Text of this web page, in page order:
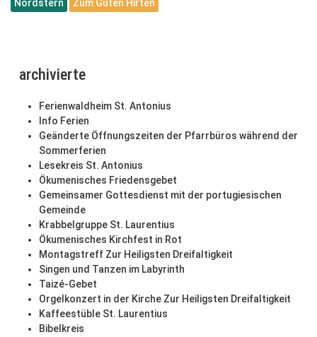
Nordstern Zum Guten Hirten
archivierte
Ferienwaldheim St. Antonius
Info Ferien
Geänderte Öffnungszeiten der Pfarrbüros während der
Sommerferien
Lesekreis St. Antonius
Ökumenisches Friedensgebet
Gemeinsamer Gottesdienst mit der portugiesischen
Gemeinde
Krabbelgruppe St. Laurentius
Ökumenisches Kirchfest in Rot
Montagstreff Zur Heiligsten Dreifaltigkeit
Singen und Tanzen im Labyrinth
Taizé-Gebet
Orgelkonzert in der Kirche Zur Heiligsten Dreifaltigkeit
Kaffeestüble St. Laurentius
Bibelkreis